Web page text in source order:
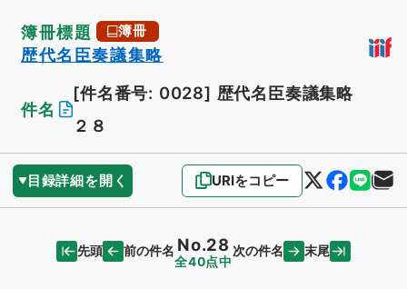
簿冊標題 簿冊
歴代名臣奏議集略
件名
[件名番号: 0028] 歴代名臣奏議集略
２８
目録詳細を開く URIをコピー
先頭 前の件名 No.28
全40点中
次の件名 末尾